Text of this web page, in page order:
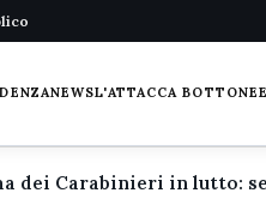
NEWSL'ATTACCA BOTTONE